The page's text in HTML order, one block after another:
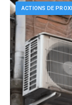
ACTIONS DE